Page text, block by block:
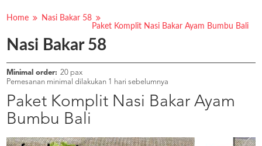
PESAN
COMPANY
KATA
MEREKA
LOYALTY
PROGRAM
FAQ
Home
Nasi Bakar 58
Paket Komplit Nasi Bakar Ayam Bumbu Bali
Nasi Bakar 58
Minimal order: 20 pax
Pemesanan minimal dilakukan 1 hari sebelumnya
Paket Komplit Nasi Bakar Ayam
Bumbu Bali